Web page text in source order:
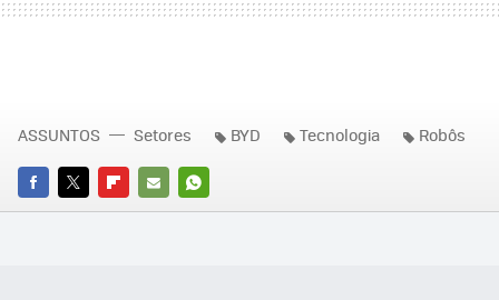
FACEBOOK
TWITTERFLIPBOARD
E-
WHATSAPP
ASSUNTOS Setores BYD Tecnologia Robôs